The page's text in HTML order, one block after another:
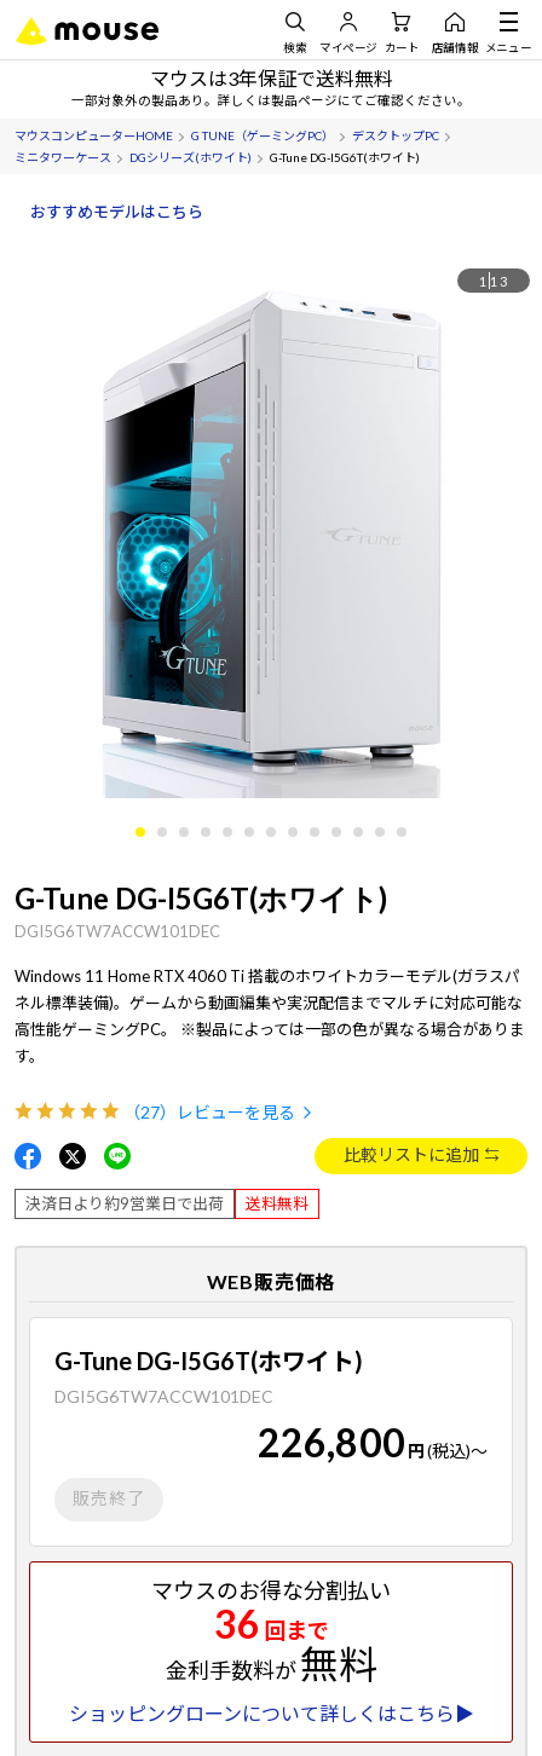
検索 マイページ カート 店舗情報 メニュー
マウスは3年保証で送料無料
一部対象外の製品あり。詳しくは製品ページにてご確認ください。
マウスコンピューターHOME G TUNE（ゲーミングPC）
デスクトップPC
ミニタワーケース
DGシリーズ(ホワイト) G-Tune DG-I5G6T(ホワイト)
おすすめモデルはこちら
1 13
G-Tune DG-I5G6T(ホワイト)
DGI5G6TW7ACCW101DEC
Windows 11 Home RTX 4060 Ti 搭載のホワイトカラーモデル(ガラスパ
ネル標準装備)。ゲームから動画編集や実況配信までマルチに対応可能な
高性能ゲーミングPC。 ※製品によっては一部の色が異なる場合がありま
す。
（27） レビューを見る
比較リストに追加
決済日より約9営業日で出荷 送料無料
WEB販売価格
G-Tune DG-I5G6T(ホワイト)
DGI5G6TW7ACCW101DEC
226,800 円(税込)～
販売終了
マウスのお得な分割払い
36 回まで
金利手数料が無料
ショッピングローンについて詳しくはこちら▶